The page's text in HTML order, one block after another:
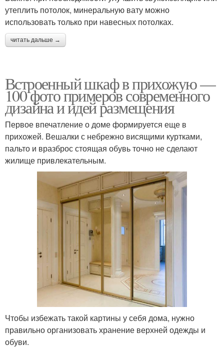
утеплить потолок, минеральную вату можно
использовать только при навесных потолках.
читать дальше →
Встроенный шкаф в прихожую —
100 фото примеров современного
дизайна и идей размещения
Первое впечатление о доме формируется еще в
прихожей. Вешалки с небрежно висящими куртками,
пальто и вразброс стоящая обувь точно не сделают
жилище привлекательным.
Чтобы избежать такой картины у себя дома, нужно
правильно организовать хранение верхней одежды и
обуви.